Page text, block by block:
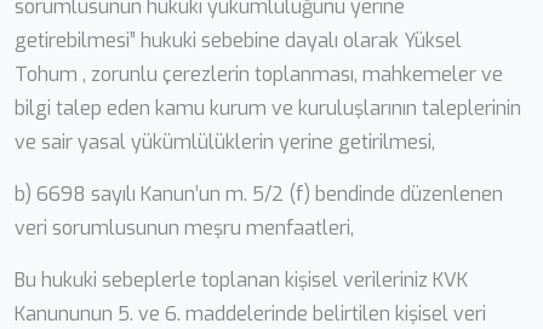
sorumlusunun hukuki yükümlülüğünü yerine
getirebilmesi” hukuki sebebine dayalı olarak Yüksel
Tohum , zorunlu çerezlerin toplanması, mahkemeler ve
bilgi talep eden kamu kurum ve kuruluşlarının taleplerinin
ve sair yasal yükümlülüklerin yerine getirilmesi,
b) 6698 sayılı Kanun’un m. 5/2 (f) bendinde düzenlenen
veri sorumlusunun meşru menfaatleri,
Bu hukuki sebeplerle toplanan kişisel verileriniz KVK
Kanununun 5. ve 6. maddelerinde belirtilen kişisel veri